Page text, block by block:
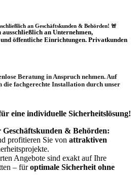
an Geschäftskunden & Behörden! 🚨
ausschließlich an Unternehmen,
öffentliche Einrichtungen. Privatkunden
Beratung in Anspruch nehmen. Auf
die fachgerechte Installation durch unser
eine individuelle Sicherheitslösung!
& Behörden:
profitieren Sie von attraktiven
Angebote sind exakt auf Ihre
– füroptimale Sicherheit ohne